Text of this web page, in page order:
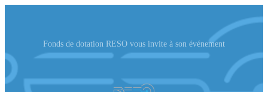
Fonds de dotation RESO vous invite à son événement